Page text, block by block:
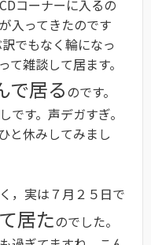
コーナーに入るの
入ってきたのです
でもなく輪になっ
雑談して居ます。
で居る のです。
す。声デガすぎ。
と休みしてみまし
，実は７月２５日で
居たのでした。